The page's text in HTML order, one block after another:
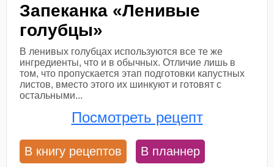
Запеканка «Ленивые
голубцы»
В ленивых голубцах используются все те же
ингредиенты, что и в обычных. Отличие лишь в
том, что пропускается этап подготовки капустных
листов, вместо этого их шинкуют и готовят с
остальными...
Посмотреть рецепт
В книгу рецептов В планнер